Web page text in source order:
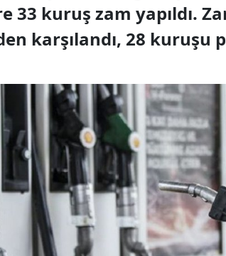
33 kuruş zam yapıldı.
karşılandı, 28 kuruşu